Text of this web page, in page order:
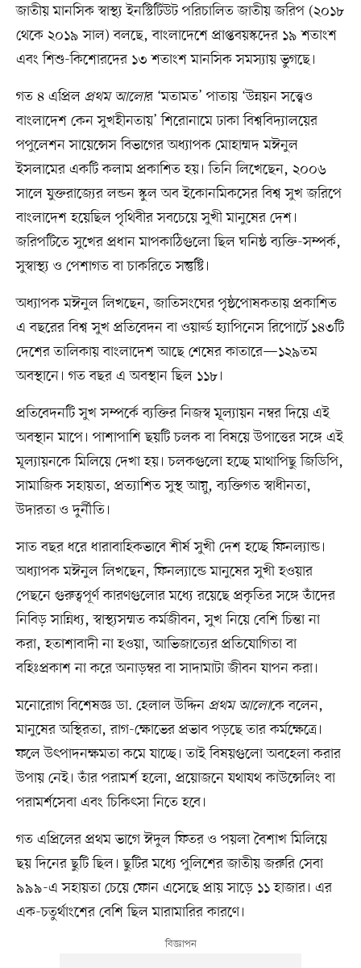
জাতীয় মানসিক স্বাস্থ্য ইনস্টিটিউট পরিচালিত জাতীয় জরিপ (২০১৮
থেকে ২০১৯ সাল) বলছে, বাংলাদেশে প্রাপ্তবয়স্কদের ১৯ শতাংশ
এবং শিশু-কিশোরদের ১৩ শতাংশ মানসিক সমস্যায় ভুগছে।
গত ৪ এপ্রিল প্রথম আলোর ‘মতামত’ পাতায় ‘উন্নয়ন সত্ত্বেও
বাংলাদেশ কেন সুখহীনতায়’ শিরোনামে ঢাকা বিশ্ববিদ্যালয়ের
পপুলেশন সায়েন্সেস বিভাগের অধ্যাপক মোহাম্মদ মঈনুল
ইসলামের একটি কলাম প্রকাশিত হয়। তিনি লিখেছেন, ২০০৬
সালে যুক্তরাজ্যের লন্ডন স্কুল অব ইকোনমিকসের বিশ্ব সুখ জরিপে
বাংলাদেশ হয়েছিল পৃথিবীর সবচেয়ে সুখী মানুষের দেশ।
জরিপটিতে সুখের প্রধান মাপকাঠিগুলো ছিল ঘনিষ্ঠ ব্যক্তি-সম্পর্ক,
সুস্বাস্থ্য ও পেশাগত বা চাকরিতে সন্তুষ্টি।
অধ্যাপক মঈনুল লিখছেন, জাতিসংঘের পৃষ্ঠপোষকতায় প্রকাশিত
এ বছরের বিশ্ব সুখ প্রতিবেদন বা ওয়ার্ল্ড হ্যাপিনেস রিপোর্টে ১৪৩টি
দেশের তালিকায় বাংলাদেশ আছে শেষের কাতারে—১২৯তম
অবস্থানে। গত বছর এ অবস্থান ছিল ১১৮।
প্রতিবেদনটি সুখ সম্পর্কে ব্যক্তির নিজস্ব মূল্যায়ন নম্বর দিয়ে এই
অবস্থান মাপে। পাশাপাশি ছয়টি চলক বা বিষয়ে উপাত্তের সঙ্গে এই
মূল্যায়নকে মিলিয়ে দেখা হয়। চলকগুলো হচ্ছে মাথাপিছু জিডিপি,
সামাজিক সহায়তা, প্রত্যাশিত সুস্থ আয়ু, ব্যক্তিগত স্বাধীনতা,
উদারতা ও দুর্নীতি।
সাত বছর ধরে ধারাবাহিকভাবে শীর্ষ সুখী দেশ হচ্ছে ফিনল্যান্ড।
অধ্যাপক মঈনুল লিখছেন, ফিনল্যান্ডে মানুষের সুখী হওয়ার
পেছনে গুরুত্বপূর্ণ কারণগুলোর মধ্যে রয়েছে প্রকৃতির সঙ্গে তাঁদের
নিবিড় সান্নিধ্য, স্বাস্থ্যসম্মত কর্মজীবন, সুখ নিয়ে বেশি চিন্তা না
করা, হতাশাবাদী না হওয়া, আভিজাত্যের প্রতিযোগিতা বা
বহিঃপ্রকাশ না করে অনাড়ম্বর বা সাদামাটা জীবন যাপন করা।
মনোরোগ বিশেষজ্ঞ ডা. হেলাল উদ্দিন প্রথম আলোকে বলেন,
মানুষের অস্থিরতা, রাগ-ক্ষোভের প্রভাব পড়ছে তার কর্মক্ষেত্রে।
ফলে উৎপাদনক্ষমতা কমে যাচ্ছে। তাই বিষয়গুলো অবহেলা করার
উপায় নেই। তাঁর পরামর্শ হলো, প্রয়োজনে যথাযথ কাউন্সেলিং বা
পরামর্শসেবা এবং চিকিৎসা নিতে হবে।
গত এপ্রিলের প্রথম ভাগে ঈদুল ফিতর ও পয়লা বৈশাখ মিলিয়ে
ছয় দিনের ছুটি ছিল। ছুটির মধ্যে পুলিশের জাতীয় জরুরি সেবা
৯৯৯-এ সহায়তা চেয়ে ফোন এসেছে প্রায় সাড়ে ১১ হাজার। এর
এক-চতুর্থাংশের বেশি ছিল মারামারির কারণে।